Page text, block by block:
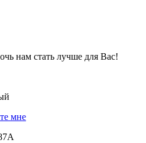
нам стать лучше для Вас!
мне